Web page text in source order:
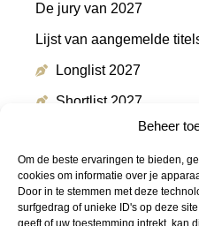
Beheer
Om de beste ervaringen te bieden,
cookies om informatie over je
Door in te stemmen met deze
surfgedrag of unieke ID's op deze
geeft of uw toestemming intrekt, kan
De jury van 2027
Lijst van aangemelde
Longlist 2027
Shortlist 2027
Winnaar 2027
Meer informatie